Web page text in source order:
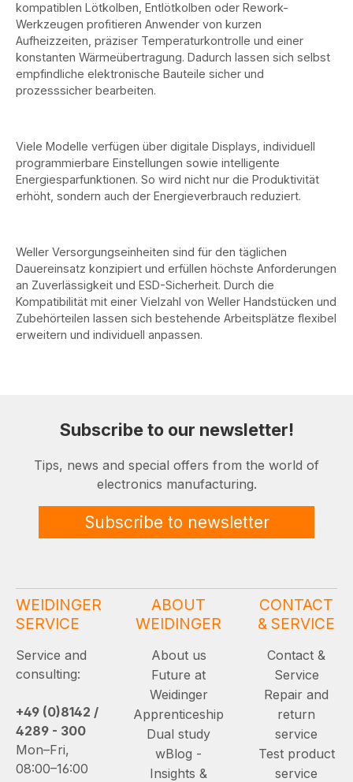
kompatiblen Lötkolben, Entlötkolben oder Rework-
Werkzeugen profitieren Anwender von kurzen
Aufheizzeiten, präziser Temperaturkontrolle und einer
konstanten Wärmeübertragung. Dadurch lassen sich selbst
empfindliche elektronische Bauteile sicher und
prozesssicher bearbeiten.
Viele Modelle verfügen über digitale Displays, individuell
programmierbare Einstellungen sowie intelligente
Energiesparfunktionen. So wird nicht nur die Produktivität
erhöht, sondern auch der Energieverbrauch reduziert.
Weller Versorgungseinheiten sind für den täglichen
Dauereinsatz konzipiert und erfüllen höchste Anforderungen
an Zuverlässigkeit und ESD-Sicherheit. Durch die
Kompatibilität mit einer Vielzahl von Weller Handstücken und
Zubehörteilen lassen sich bestehende Arbeitsplätze flexibel
erweitern und individuell anpassen.
Subscribe to our newsletter!
Tips, news and special offers from the world of
electronics manufacturing.
Subscribe to newsletter
WEIDINGER
SERVICE
Service and
consulting:
+49 (0)8142 /
4289 - 300
Mon–Fri,
08:00–16:00
ABOUT
WEIDINGER
About us
Future at
Weidinger
Apprenticeship
Dual study
wBlog -
Insights &
CONTACT
& SERVICE
Contact &
Service
Repair and
return
service
Test product
service